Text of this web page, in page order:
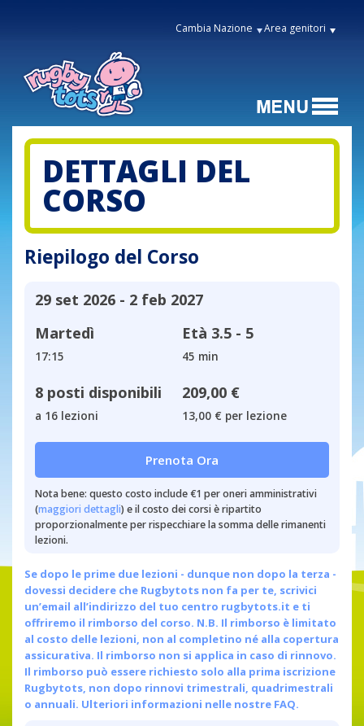
Cambia Nazione Area genitori
DETTAGLI DEL
CORSO
Riepilogo del Corso
29 set 2026 - 2 feb 2027
Martedì
17:15
Età 3.5 - 5
45 min
8 posti disponibili
a 16 lezioni
209,00 €
13,00 € per lezione
Prenota Ora
Nota bene: questo costo include €1 per oneri amministrativi
(maggiori dettagli) e il costo dei corsi è ripartito
proporzionalmente per rispecchiare la somma delle rimanenti
lezioni.
Se dopo le prime due lezioni - dunque non dopo la terza -
dovessi decidere che Rugbytots non fa per te, scrivici
un’email all’indirizzo del tuo centro rugbytots.it e ti
offriremo il rimborso del corso. N.B. Il rimborso è limitato
al costo delle lezioni, non al completino né alla copertura
assicurativa. Il rimborso non si applica in caso di rinnovo.
Il rimborso può essere richiesto solo alla prima iscrizione
Rugbytots, non dopo rinnovi trimestrali, quadrimestrali
o annuali. Ulteriori informazioni nelle nostre FAQ.